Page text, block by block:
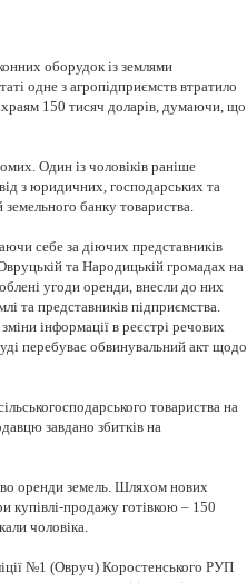
оборудок із землями
одне з агропідприємств втратило
150 тисяч доларів, думаючи, що
Один із чоловіків раніше
з юридичних, господарських та
банку товариства.
себе за діючих представників
та Народицькій громадах на
угоди оренди, внесли до них
та представників підприємства.
інформації в реєстрі речових
перебуває обвинувальний акт щодо
товариства на
завдано збитків на
оренди земель. Шляхом нових
купівлі-продажу готівкою – 150
чоловіка.
№1 (Овруч) Коростенського РУП